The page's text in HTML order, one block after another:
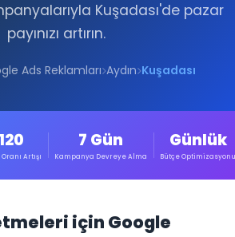
Kuşadası'de pazar
payınızı artırın.
Ads Reklamları Aydın Kuşadası
Artışı
7 Gün
Kampanya Devreye Alma
Günlük
Bütçe Optimizasyonu
için Google